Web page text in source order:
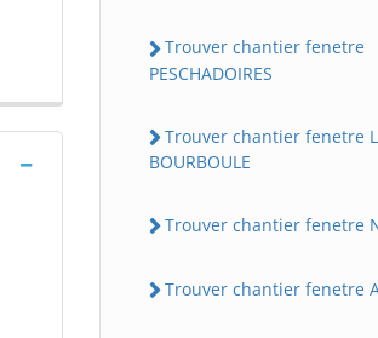
Trouver chantier fenetre
PESCHADOIRES
Trouver chantier fenetre
BOURBOULE
Trouver chantier fenetre
Trouver chantier fenetre